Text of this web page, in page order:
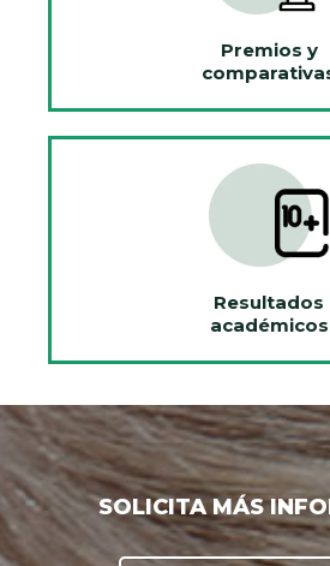
Premios y
Resultados
académicos
SOLICITA MÁS